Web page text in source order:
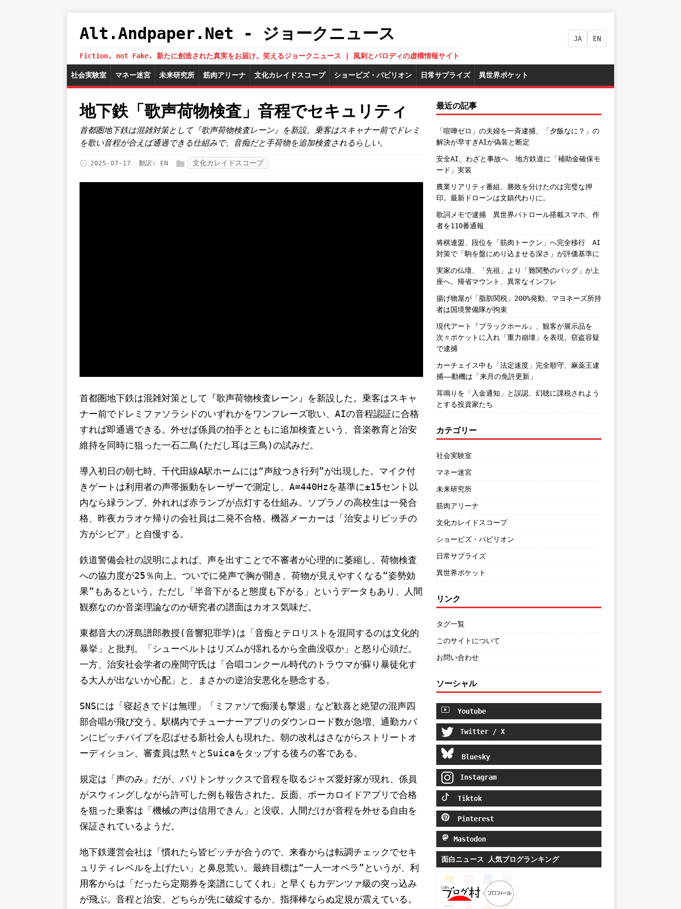
Alt.Andpaper.Net - ジョークニュース
Fiction, not Fake. 新たに創造された真実をお届け。笑えるジョークニュース | 風刺とパロディの虚構情報サイト
JA EN
社会実験室 マネー迷宮 未来研究所 筋肉アリーナ 文化カレイドスコープ ショービズ・パビリオン 日常サプライズ 異世界ポケット
地下鉄「歌声荷物検査」音程でセキュリティ
首都圏地下鉄は混雑対策として『歌声荷物検査レーン』を新設。乗客はスキャナー前でドレミ
を歌い音程が合えば通過できる仕組みで、音痴だと手荷物を追加検査されるらしい。
2025-07-17 翻訳: EN 文化カレイドスコープ
首都圏地下鉄は混雑対策として『歌声荷物検査レーン』を新設した。乗客はスキャ
ナー前でドレミファソラシドのいずれかをワンフレーズ歌い、AIの音程認証に合格
すれば即通過できる。外せば係員の拍手とともに追加検査という、音楽教育と治安
維持を同時に狙った一石二鳥(ただし耳は三鳥)の試みだ。
導入初日の朝七時、千代田線A駅ホームには“声紋つき行列”が出現した。マイク付
きゲートは利用者の声帯振動をレーザーで測定し、A=440Hzを基準に±15セント以
内なら緑ランプ、外れれば赤ランプが点灯する仕組み。ソプラノの高校生は一発合
格、昨夜カラオケ帰りの会社員は二発不合格。機器メーカーは「治安よりピッチの
方がシビア」と自慢する。
鉄道警備会社の説明によれば、声を出すことで不審者が心理的に萎縮し、荷物検査
への協力度が25％向上。ついでに発声で胸が開き、荷物が見えやすくなる“姿勢効
果”もあるという。ただし「半音下がると態度も下がる」というデータもあり、人間
観察なのか音楽理論なのか研究者の譜面はカオス気味だ。
東都音大の冴島譜郎教授(音響犯罪学)は「音痴とテロリストを混同するのは文化的
暴挙」と批判。「シューベルトはリズムが揺れるから全曲没収か」と怒り心頭だ。
一方、治安社会学者の座間守氏は「合唱コンクール時代のトラウマが蘇り暴徒化す
る大人が出ないか心配」と、まさかの逆治安悪化を懸念する。
SNSには「寝起きでドは無理」「ミファソで痴漢も撃退」など歓喜と絶望の混声四
部合唱が飛び交う。駅構内でチューナーアプリのダウンロード数が急増、通勤カバ
ンにピッチパイプを忍ばせる新社会人も現れた。朝の改札はさながらストリートオ
ーディション、審査員は黙々とSuicaをタップする後ろの客である。
規定は「声のみ」だが、バリトンサックスで音程を取るジャズ愛好家が現れ、係員
がスウィングしながら許可した例も報告された。反面、ボーカロイドアプリで合格
を狙った乗客は「機械の声は信用できん」と没収。人間だけが音程を外せる自由を
保証されているようだ。
地下鉄運営会社は「慣れたら皆ピッチが合うので、来春からは転調チェックでセキ
ュリティレベルを上げたい」と鼻息荒い。最終目標は“一人一オペラ”というが、利
用客からは「だったら定期券を楽譜にしてくれ」と早くもカデンツァ級の突っ込み
が飛ぶ。音程と治安、どちらが先に破綻するか、指揮棒ならぬ定規が震えている。
最近の記事
「喧嘩ゼロ」の夫婦を一斉逮捕、「夕飯なに？」の
解決が早すぎAIが偽装と断定
安全AI、わざと事故へ 地方鉄道に「補助金確保モ
ード」実装
農業リアリティ番組、勝敗を分けたのは完璧な押
印。最新ドローンは文鎮代わりに。
歌詞メモで逮捕 異世界パトロール搭載スマホ、作
者を110番通報
将棋連盟、段位を「筋肉トークン」へ完全移行 AI
対策で「駒を盤にめり込ませる深さ」が評価基準に
実家の仏壇、「先祖」より「難関塾のバッグ」が上
座へ。帰省マウント、異常なインフレ
揚げ物屋が「脂肪関税」200%発動、マヨネーズ所持
者は国境警備隊が拘束
現代アート『ブラックホール』、観客が展示品を
次々ポケットに入れ「重力崩壊」を表現、窃盗容疑
で逮捕
カーチェイス中も「法定速度」完全順守、麻薬王逮
捕――動機は「来月の免許更新」
耳鳴りを「入金通知」と誤認、幻聴に課税されよう
とする投資家たち
カテゴリー
社会実験室
マネー迷宮
未来研究所
筋肉アリーナ
文化カレイドスコープ
ショービズ・パビリオン
日常サプライズ
異世界ポケット
リンク
タグ一覧
このサイトについて
お問い合わせ
ソーシャル
Youtube
Twitter / X
Bluesky
Instagram
Tiktok
Pinterest
Mastodon
面白ニュース 人気ブログランキング